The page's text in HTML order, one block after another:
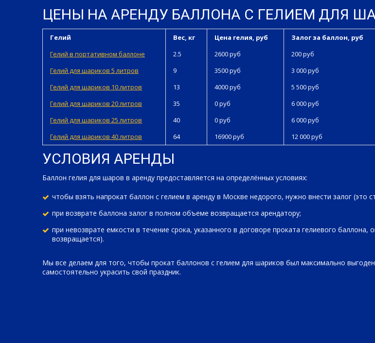
ЦЕНЫ НА АРЕНДУ БАЛЛОНА С ГЕЛИЕМ ДЛЯ
Гелий Вес, кг Цена гелия, руб Залог за баллон, руб
Гелий в портативном баллоне
2.5 2600 руб 200 руб
Гелий для шариков 5 литров
9 3500 руб 3 000 руб
Гелий для шариков 10 литров
13 4000 руб 5 500 руб
Гелий для шариков 20 литров
35 0 руб 6 000 руб
Гелий для шариков 25 литров
40 0 руб 6 000 руб
Гелий для шариков 40 литров
64 16900 руб 12 000 руб
УСЛОВИЯ АРЕНДЫ
Баллон гелия для шаров в аренду предоставляется на определённых условиях:
чтобы взять напрокат баллон с гелием в аренду в Москве недорого, нужно внести залог (это
при возврате баллона залог в полном объеме возвращается арендатору;
при невозврате емкости в течение срока, указанного в договоре проката гелиевого
возвращается).
Мы все делаем для того, чтобы прокат баллонов с гелием для шариков был максимально
самостоятельно украсить свой праздник.